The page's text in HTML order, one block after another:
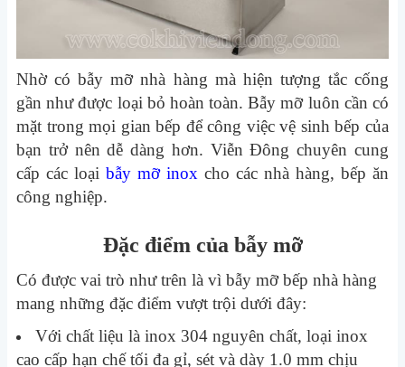
Nhờ có bẫy mỡ nhà hàng mà hiện tượng tắc cống
gần như được loại bỏ hoàn toàn. Bẫy mỡ luôn cần có
mặt trong mọi gian bếp để công việc vệ sinh bếp của
bạn trở nên dễ dàng hơn. Viễn Đông chuyên cung
cấp các loại bẫy mỡ inox cho các nhà hàng, bếp ăn
công nghiệp.
Đặc điểm của bẫy mỡ
Có được vai trò như trên là vì bẫy mỡ bếp nhà hàng
mang những đặc điểm vượt trội dưới đây:
Với chất liệu là inox 304 nguyên chất, loại inox
cao cấp hạn chế tối đa gỉ, sét và dày 1.0 mm chịu